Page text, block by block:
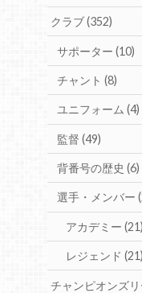
クラブ(352)
サポーター (10)
チャント (8)
ユニフォーム (4)
監督 (49)
背番号の歴史 (6)
選手・メンバー
アカデミー(21)
レジェンド(21)
チャンピオンズ